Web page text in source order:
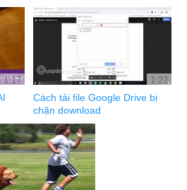
1:17 1:22
Cách tải file Google Drive bị
chặn download